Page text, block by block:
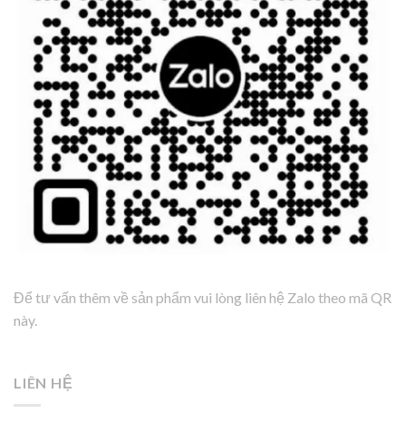
Để tư vấn thêm về sản phẩm vui lòng liên hệ Zalo theo mã QR
này.
LIÊN HỆ